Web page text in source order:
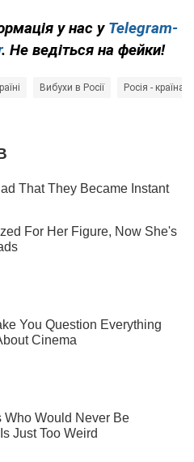
у нас у Telegram-
. Не ведіться на фейки!
Вибухи в Росії Росія - країна-